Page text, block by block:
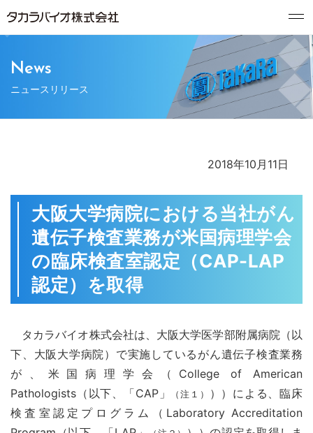
News
ニュースリリース
2018年10月11日
大阪大学病院における当社がん
遺伝子検査業務が米国病理学会
の臨床検査室認定（CAP-LAP
認定）を取得
タカラバイオ株式会社は、大阪大学医学部附属病院（以
下、大阪大学病院）で実施しているがん遺伝子検査業務
が、米国病理学会（College of American
Pathologists（以下、「CAP」
（注１）
））による、臨床
検査室認定プログラム（Laboratory Accreditation